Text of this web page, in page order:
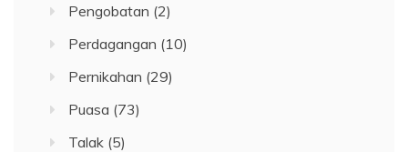
Pengobatan (2)
Perdagangan (10)
Pernikahan (29)
Puasa (73)
Talak (5)